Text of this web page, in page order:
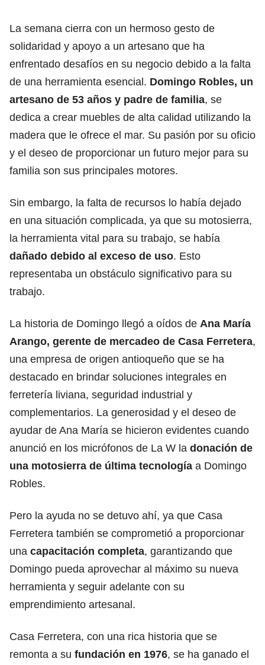
La semana cierra con un hermoso gesto de
solidaridad y apoyo a un artesano que ha
enfrentado desafíos en su negocio debido a la falta
de una herramienta esencial. Domingo Robles, un
artesano de 53 años y padre de familia, se
dedica a crear muebles de alta calidad utilizando la
madera que le ofrece el mar. Su pasión por su oficio
y el deseo de proporcionar un futuro mejor para su
familia son sus principales motores.
Sin embargo, la falta de recursos lo había dejado
en una situación complicada, ya que su motosierra,
la herramienta vital para su trabajo, se había
dañado debido al exceso de uso. Esto
representaba un obstáculo significativo para su
trabajo.
La historia de Domingo llegó a oídos de Ana María
Arango, gerente de mercadeo de Casa Ferretera,
una empresa de origen antioqueño que se ha
destacado en brindar soluciones integrales en
ferretería liviana, seguridad industrial y
complementarios. La generosidad y el deseo de
ayudar de Ana María se hicieron evidentes cuando
anunció en los micrófonos de La W la donación de
una motosierra de última tecnología a Domingo
Robles.
Pero la ayuda no se detuvo ahí, ya que Casa
Ferretera también se comprometió a proporcionar
una capacitación completa, garantizando que
Domingo pueda aprovechar al máximo su nueva
herramienta y seguir adelante con su
emprendimiento artesanal.
Casa Ferretera, con una rica historia que se
remonta a su fundación en 1976, se ha ganado el